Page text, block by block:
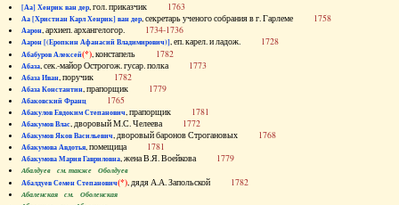
[Аа] Хенрик ван дер, гол. приказчик 1763
Аа [Христиан Карл Хенрик] ван дер, секретарь ученого собрания в г. Гарлеме 1758
Аарон, архиеп. архангелогор. 1734-1736
Аарон [(Еропкин Афанасий Владимирович)], еп. карел. и ладож. 1728
Абабуров Алексей(*), констапель 1782
Абаза, сек.-майор Острогож. гусар. полка 1773
Абаза Иван, поручик 1782
Абаза Константин, прапорщик 1779
Абаковский Франц 1765
Абакулов Евдоким Степанович, прапорщик 1781
Абакумов Влас, дворовый М.С. Челеева 1772
Абакумов Яков Васильевич, дворовый баронов Строгановых 1768
Абакумова Авдотья, помещица 1781
Абакумова Мария Гавриловна, жена В.Я. Воейкова 1779
Абалдуев см. также Оболдуев
Абалдуев Семен Степанович(*), дядя А.А. Запольской 1782
Абаленская см. Оболенская